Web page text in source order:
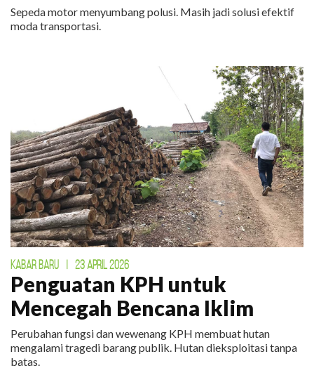
Sepeda motor menyumbang polusi. Masih jadi solusi efektif
moda transportasi.
KABAR BARU 23 APRIL 2026
Penguatan KPH untuk
Mencegah Bencana Iklim
Perubahan fungsi dan wewenang KPH membuat hutan
mengalami tragedi barang publik. Hutan dieksploitasi tanpa
batas.